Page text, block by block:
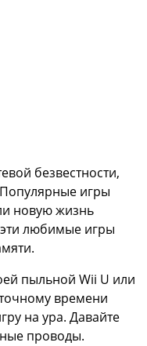
безвестности,
игры
новую жизнь
эти любимые игры
пыльной Wii U или
времени
на ура. Давайте
проводы.